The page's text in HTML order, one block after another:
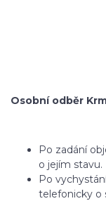
Osobní odběr
Po zadání
o jejím stavu.
Po
telefonicky o